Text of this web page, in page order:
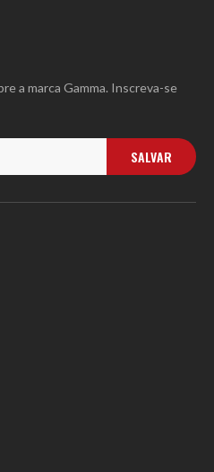
lista de comparação.
à lista de desejos.
a marca Gamma. Inscreva-se
SALVAR